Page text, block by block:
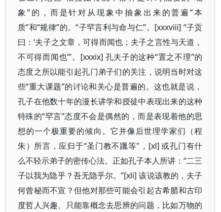
象”的，而是针对从现象中抽象出来的普遍“本
质”和“规律”的。“子罕言利与命与仁”。[xxxviii] “子贡
曰：‘夫子之文章，可得而闻也；夫子之言性与天道，
不可得而闻也’”。[xxxix] 孔夫子的这种“置之不理”的
态度之所以能引起孔门弟子们的关注，说明当时对这
些“重大课题”的讨论和关心是普遍的。这也就是说，
孔子在他数十年的漫长讲学和授徒中表现出来的这种
特殊的“罕言”态度不会是偶然的，而是表现着他的思
想的一个极重要的倾向。它并像后世理学家们（程
朱）所言，应归于“圣门教不躐等"，[xl] 或孔门有什
么不轻示弟子的密传心法。正如孔子本人所讲：“二三
子以我为隐乎？吾无隐乎尔。”[xli] 该说该教的，夫子
何曾秘而不宣？但他对那些可能会引起古希腊和古印
度哲人兴趣、只能靠概念去思辨的问题，比如万物的